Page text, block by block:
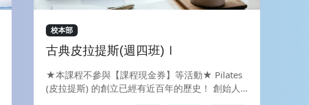
校本部
古典皮拉提斯(週四班)Ⅰ
★本課程不參與【課程現金券】等活動★ Pilates
(皮拉提斯) 的創立已經有近百年的歷史！ 創始人J